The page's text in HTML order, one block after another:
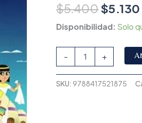
$5.400$5.130
Disponibilidad: Solo
- +
SKU: 9788417521875